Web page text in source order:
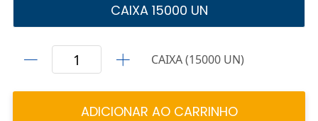
CAIXA 15000 UN
CAIXA (15000 UN)
ADICIONAR AO CARRINHO